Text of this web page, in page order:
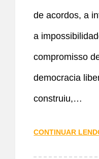
de acordos, a
a
compromisso
democracia
construiu,…
CONTINUAR